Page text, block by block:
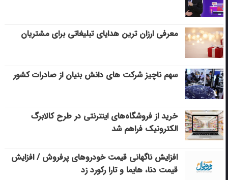
معرفی ارزان ترین هدایای تبلیغاتی برای مشتریان
سهم ناچیز شرکت های دانش بنیان از صادرات کشور
خرید از فروشگاه‌های اینترنتی در طرح کالابرگ
الکترونیک فراهم شد
افزایش ناگهانی قیمت خودروهای پرفروش / افزایش
قیمت دنا، هایما و تارا رکورد زد